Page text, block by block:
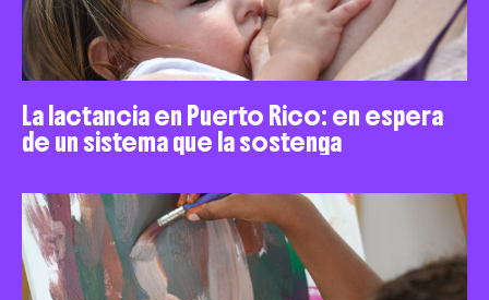
La lactancia en Puerto Rico: en espera
de un sistema que la sostenga